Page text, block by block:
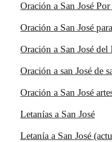
Oración a San José
Oración a San José
Oración a San José del
Oración a san José de
Oración a San José
Letanías a San José
Letanía a San José